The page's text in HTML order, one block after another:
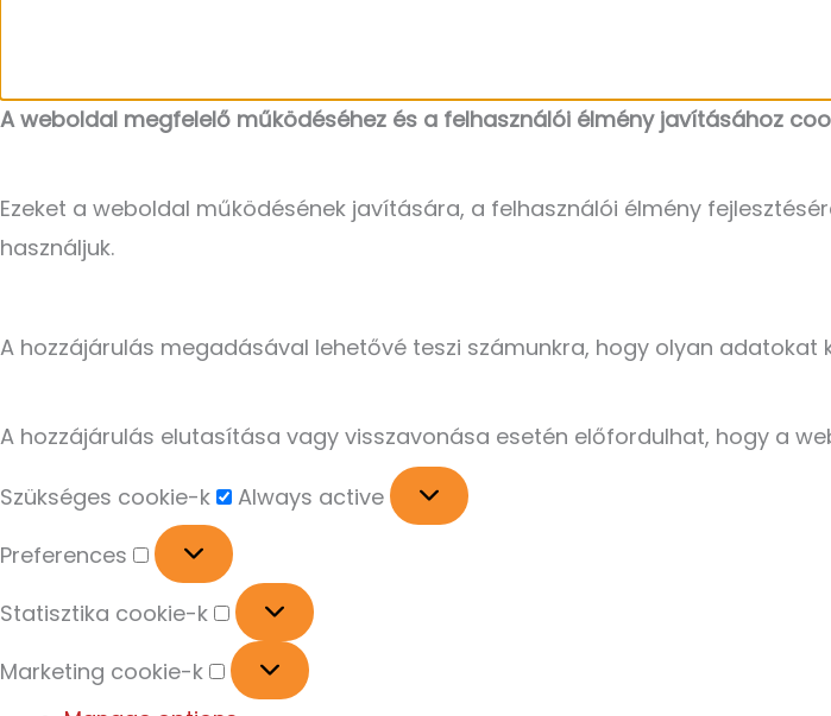
A weboldal megfelelő működéséhez és a felhasználói élmény javításához
Ezeket a weboldal működésének javítására, a felhasználói élmény
használjuk.
A hozzájárulás megadásával lehetővé teszi számunkra, hogy olyan
A hozzájárulás elutasítása vagy visszavonása esetén előfordulhat, hogy a
Szükséges cookie-k
Always active
Preferences
Statisztika cookie-k
Marketing cookie-k